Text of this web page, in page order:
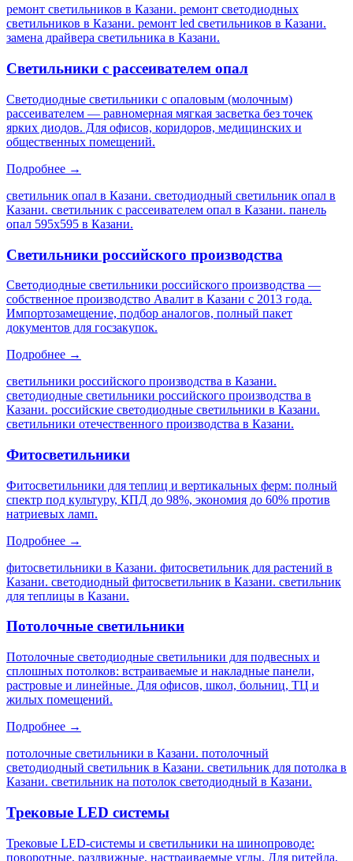
ремонт светильников в Казани. ремонт светодиодных
светильников в Казани. ремонт led светильников в Казани.
замена драйвера светильника в Казани.
Светильники с рассеивателем опал
Светодиодные светильники с опаловым (молочным)
рассеивателем — равномерная мягкая засветка без точек
ярких диодов. Для офисов, коридоров, медицинских и
общественных помещений.
Подробнее →
светильник опал в Казани. светодиодный светильник опал в
Казани. светильник с рассеивателем опал в Казани. панель
опал 595х595 в Казани.
Светильники российского производства
Светодиодные светильники российского производства —
собственное производство Авалит в Казани с 2013 года.
Импортозамещение, подбор аналогов, полный пакет
документов для госзакупок.
Подробнее →
светильники российского производства в Казани.
светодиодные светильники российского производства в
Казани. российские светодиодные светильники в Казани.
светильники отечественного производства в Казани.
Фитосветильники
Фитосветильники для теплиц и вертикальных ферм: полный
спектр под культуру, КПД до 98%, экономия до 60% против
натриевых ламп.
Подробнее →
фитосветильники в Казани. фитосветильник для растений в
Казани. светодиодный фитосветильник в Казани. светильник
для теплицы в Казани.
Потолочные светильники
Потолочные светодиодные светильники для подвесных и
сплошных потолков: встраиваемые и накладные панели,
растровые и линейные. Для офисов, школ, больниц, ТЦ и
жилых помещений.
Подробнее →
потолочные светильники в Казани. потолочный
светодиодный светильник в Казани. светильник для потолка в
Казани. светильник на потолок светодиодный в Казани.
Трековые LED системы
Трековые LED-системы и светильники на шинопроводе:
поворотные, раздвижные, настраиваемые углы. Для ритейла,